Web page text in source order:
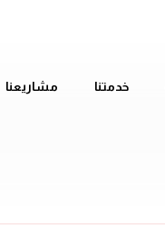
خدمتنا مشاريعنا